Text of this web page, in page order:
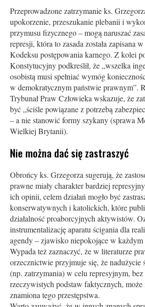
Przeprowadzone zatrzymanie ks.
upokorzenie, przeszukanie plebanii i
przymusu fizycznego – mogą naruszać
represji, która to zasada została zapisana
Kodeksu postępowania karnego. Z kolei
Konstytucyjny podkreślił, że „wszelka
osobistą musi spełniać wymóg
w demokratycznym państwie prawnym”.
Trybunał Praw Człowieka wskazuje, że
być „ściśle powiązane z potrzebą
– a nie stanowić formy szykany (sprawa
Wielkiej Brytanii).
Nie można dać się zastraszyć
Obrońcy ks. Grzegorza sugerują, że
prawne miały charakter bardziej
ich opinii, celem działań mogło być
konserwatywnych i katolickich, które
działalność proaborcyjnych aktywistów.
instrumentalizację aparatu ścigania dla
agendy – zjawisko niepokojące w
Wypada też zaznaczyć, że w literaturze
orzecznictwie przyjmuje się, że nadużycie
(np. zatrzymania) w celu represyjnym, bez
rzeczywistych podstaw faktycznych, może
znamiona tego przestępstwa.